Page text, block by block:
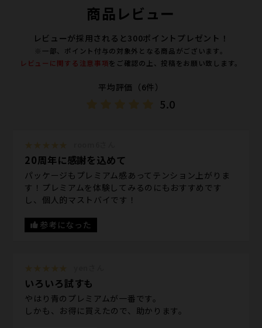
商品レビュー
レビューが採用されると300ポイントプレゼント！
※一部、ポイント付与の対象外となる商品がございます。
レビューに関する注意事項をご確認の上、投稿をお願い致します。
平均評価（6件）
5.0
20周年に感謝を込めて
パッケージもプレミアム感あってテンション上がりま
す！プレミアムを体験してみるのにもおすすめです
し、個人的マストバイです！
参考になった
いろいろ試すも
やはり青のプレミアムが一番です。
しかも、お得に買えたので、助かります。